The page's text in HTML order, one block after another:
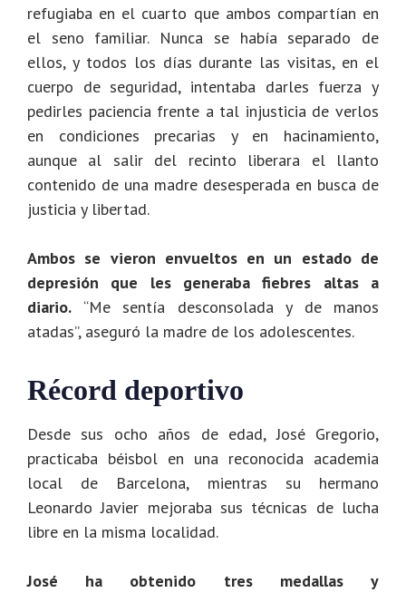
refugiaba en el cuarto que ambos compartían en
el seno familiar. Nunca se había separado de
ellos, y todos los días durante las visitas, en el
cuerpo de seguridad, intentaba darles fuerza y
pedirles paciencia frente a tal injusticia de verlos
en condiciones precarias y en hacinamiento,
aunque al salir del recinto liberara el llanto
contenido de una madre desesperada en busca de
justicia y libertad.
Ambos se vieron envueltos en un estado de
depresión que les generaba fiebres altas a
diario. “Me sentía desconsolada y de manos
atadas”, aseguró la madre de los adolescentes.
Récord deportivo
Desde sus ocho años de edad, José Gregorio,
practicaba béisbol en una reconocida academia
local de Barcelona, mientras su hermano
Leonardo Javier mejoraba sus técnicas de lucha
libre en la misma localidad.
José ha obtenido tres medallas y